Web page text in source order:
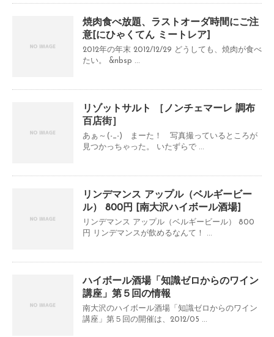
焼肉食べ放題、ラストオーダ時間にご注
意[にひゃくてん ミートレア]
2012年の年末 2012/12/29 どうしても、焼肉が食べ
たい。 &nbsp ...
リゾットサルト ［ノンチェマーレ 調布
百店街］
あぁ～(-_-) まーた！ 写真撮っているところが
見つかっちゃった。 いたずらで ...
リンデマンス アップル（ベルギービー
ル） 800円 [南大沢ハイボール酒場]
リンデマンス アップル（ベルギービール） 800
円 リンデマンスが飲めるなんて！ ...
ハイボール酒場「知識ゼロからのワイン
講座」第５回の情報
南大沢のハイボール酒場「知識ゼロからのワイン
講座」第５回の開催は、2012/05 ...